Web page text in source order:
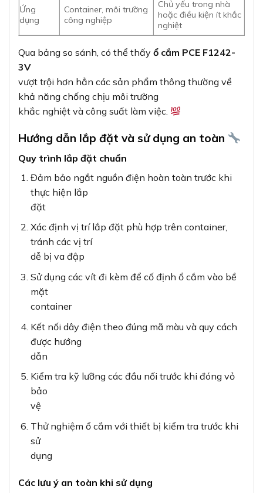
Ứng
dụng
Container, môi trường
công nghiệp
Chủ yếu trong nhà
hoặc điều kiện ít khắc
nghiệt
Qua bảng so sánh, có thể thấy ổ cắm PCE F1242-
3V
vượt trội hơn hẳn các sản phẩm thông thường về
khả năng chống chịu môi trường
khắc nghiệt và công suất làm việc.
Hướng dẫn lắp đặt và sử dụng an toàn
Quy trình lắp đặt chuẩn
Đảm bảo ngắt nguồn điện hoàn toàn trước khi
thực hiện lắp
đặt
Xác định vị trí lắp đặt phù hợp trên container,
tránh các vị trí
dễ bị va đập
Sử dụng các vít đi kèm để cố định ổ cắm vào bề
mặt
container
Kết nối dây điện theo đúng mã màu và quy cách
được hướng
dẫn
Kiểm tra kỹ lưỡng các đầu nối trước khi đóng vỏ
bảo
vệ
Thử nghiệm ổ cắm với thiết bị kiểm tra trước khi
sử
dụng
Các lưu ý an toàn khi sử dụng